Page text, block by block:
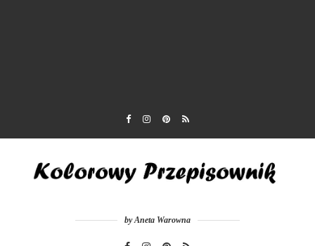
by Aneta Warowna